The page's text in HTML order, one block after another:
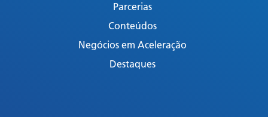
Parcerias
Conteúdos
Negócios em Aceleração
Destaques